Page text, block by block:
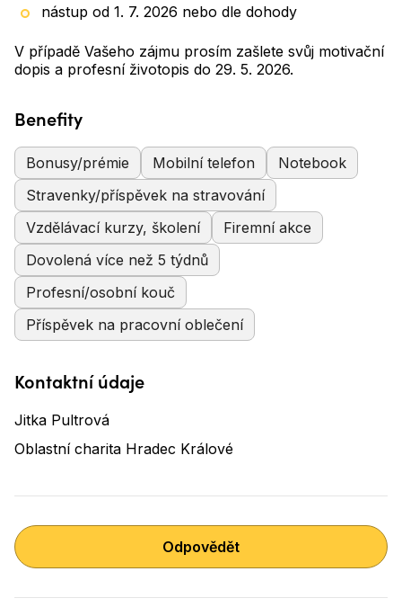
nástup od 1. 7. 2026 nebo dle dohody
V případě Vašeho zájmu prosím zašlete svůj motivační
dopis a profesní životopis do 29. 5. 2026.
Benefity
Bonusy/prémie Mobilní telefon
Notebook
Stravenky/příspěvek na stravování
Vzdělávací kurzy, školení
Firemní akce
Dovolená více než 5 týdnů
Profesní/osobní kouč
Příspěvek na pracovní oblečení
Kontaktní údaje
Jitka Pultrová
Oblastní charita Hradec Králové
Odpovědět